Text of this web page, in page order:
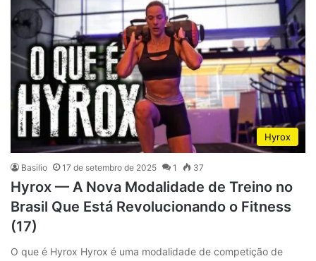
Hyrox
Basilio 17 de setembro de 2025 1 37
Hyrox — A Nova Modalidade de Treino no
Brasil Que Está Revolucionando o Fitness
(17)
O que é Hyrox Hyrox é uma modalidade de competição de